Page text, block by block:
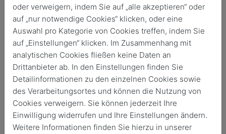
Login
Jetzt Mitglied werden
oder verweigern, indem Sie auf „alle akzeptieren“ oder
auf „nur notwendige Cookies“ klicken, oder eine
Auswahl pro Kategorie von Cookies treffen, indem Sie
auf „Einstellungen“ klicken. Im Zusammenhang mit
analytischen Cookies fließen keine Daten an
Drittanbieter ab. In den Einstellungen finden Sie
Detailinformationen zu den einzelnen Cookies sowie
des Verarbeitungsortes und können die Nutzung von
Cookies verweigern. Sie können jederzeit Ihre
Einwilligung widerrufen und Ihre Einstellungen ändern.
Weitere Informationen finden Sie hierzu in unserer